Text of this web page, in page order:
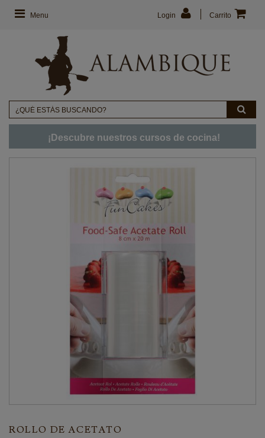
Menu Carrito
Login
¡Descubre nuestros cursos de cocina!
ROLLO DE ACETATO